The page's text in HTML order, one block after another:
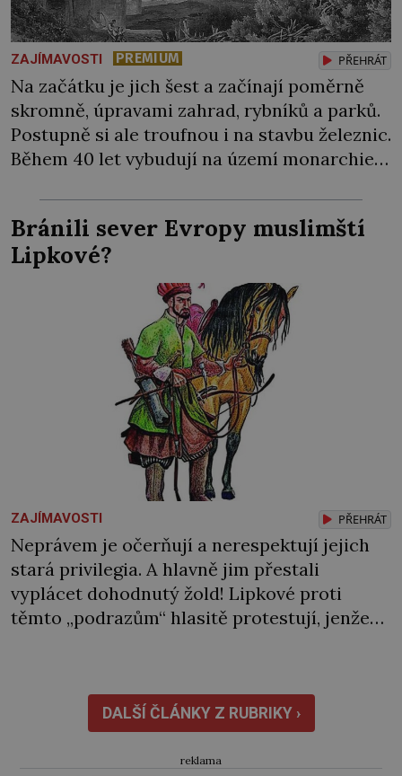
ZAJÍMAVOSTI PREMIUM PŘEHRÁT
Na začátku je jich šest a začínají poměrně
skromně, úpravami zahrad, rybníků a parků.
Postupně si ale troufnou i na stavbu železnic.
Během 40 let vybudují na území monarchie
Ohromně na tom zbohatnou… Podnikavého
ducha zdědí bratři Kleinové po otci
Johannovi (1756–1835), který má malý statek
Bránili sever Evropy muslimští
Lipkové?
ZAJÍMAVOSTI PŘEHRÁT
Neprávem je očerňují a nerespektují jejich
stará privilegia. A hlavně jim přestali
vyplácet dohodnutý žold! Lipkové proti
těmto „podrazům“ hlasitě protestují, jenže
poslušnost a přeběhnou k Osmanům!
V Litvě se na počátku 15. století usazují první
muslimští Tataři. Uprchli ze Zlaté Hordy
(říše rozkládající se ve východní […]
DALŠÍ ČLÁNKY Z RUBRIKY ›
reklama